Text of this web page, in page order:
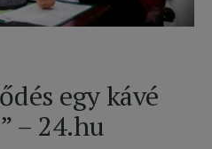
egy kávé
– 24.hu